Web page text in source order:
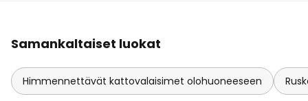
Samankaltaiset luokat
Himmennettävät kattovalaisimet olohuoneeseen